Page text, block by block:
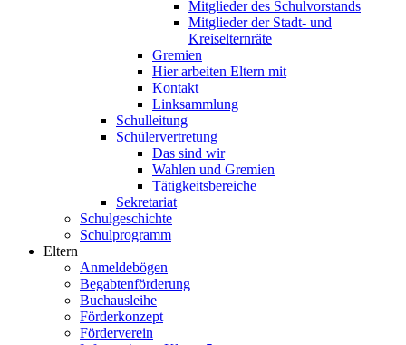
Mitglieder des Schulvorstands
Mitglieder der Stadt- und
Kreiselternräte
Gremien
Hier arbeiten Eltern mit
Kontakt
Linksammlung
Schulleitung
Schülervertretung
Das sind wir
Wahlen und Gremien
Tätigkeitsbereiche
Sekretariat
Schulgeschichte
Schulprogramm
Eltern
Anmeldebögen
Begabtenförderung
Buchausleihe
Förderkonzept
Förderverein